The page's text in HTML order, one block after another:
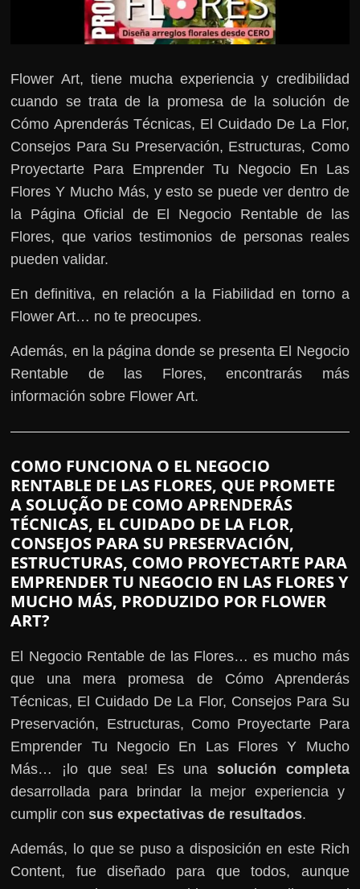
Flower Art, tiene mucha experiencia y credibilidad
cuando se trata de la promesa de la solución de
Cómo Aprenderás Técnicas, El Cuidado De La Flor,
Consejos Para Su Preservación, Estructuras, Como
Proyectarte Para Emprender Tu Negocio En Las
Flores Y Mucho Más, y esto se puede ver dentro de
la Página Oficial de El Negocio Rentable de las
Flores, que varios testimonios de personas reales
pueden validar.
En definitiva, en relación a la Fiabilidad en torno a
Flower Art… no te preocupes.
Además, en la página donde se presenta El Negocio
Rentable de las Flores, encontrarás más
información sobre Flower Art.
COMO FUNCIONA O EL NEGOCIO
RENTABLE DE LAS FLORES, QUE PROMETE
A SOLUÇÃO DE COMO APRENDERÁS
TÉCNICAS, EL CUIDADO DE LA FLOR,
CONSEJOS PARA SU PRESERVACIÓN,
ESTRUCTURAS, COMO PROYECTARTE PARA
EMPRENDER TU NEGOCIO EN LAS FLORES Y
MUCHO MÁS, PRODUZIDO POR FLOWER
ART?
El Negocio Rentable de las Flores… es mucho más
que una mera promesa de Cómo Aprenderás
Técnicas, El Cuidado De La Flor, Consejos Para Su
Preservación, Estructuras, Como Proyectarte Para
Emprender Tu Negocio En Las Flores Y Mucho
Más… ¡lo que sea! Es una solución completa
desarrollada para brindar la mejor experiencia y
cumplir consus expectativas de resultados.
Además, lo que se puso a disposición en este Rich
Content, fue diseñado para que todos, aunque